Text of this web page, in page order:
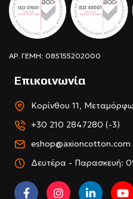
ΑΡ. ΓΕΜΗ: 085155202000
Επικοινωνία
Κορίνθου 11,
+30 210 2847280 (-3)
eshop@axioncotton.com
Δευτέρα - Παρασκευή: